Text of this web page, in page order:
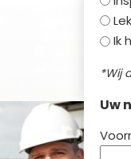
Ik
*Wij
Uw